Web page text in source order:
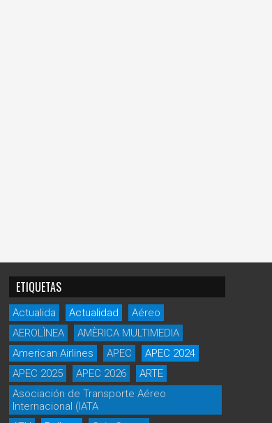
ETIQUETAS
Actualida Actualidad
Aéreo
AEROLÌNEA
AMÈRICA MULTIMEDIA
American Airlines
APEC
APEC 2024
APEC 2025
APEC 2026
ARTE
Asociación de Transporte Aéreo
Internacional (IATA